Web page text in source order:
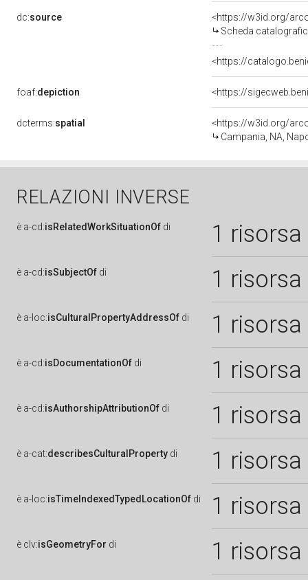
dc:source
<https://w3id.org/
Scheda
<https://
foaf:depiction <https://
dcterms:spatial
<https://w3id.org/
Campania, NA,
RELAZIONI INVERSE
è a-cd:isRelatedWorkSituationOf di 1 risorsa
è a-cd:isSubjectOf di 1 risorsa
è a-loc:isCulturalPropertyAddressOf di 1 risorsa
è a-cd:isDocumentationOf di 1 risorsa
è a-cd:isAuthorshipAttributionOf di 1 risorsa
è a-cat:describesCulturalProperty di 1 risorsa
è a-loc:isTimeIndexedTypedLocationOf di 1 risorsa
è clv:isGeometryFor di 1 risorsa